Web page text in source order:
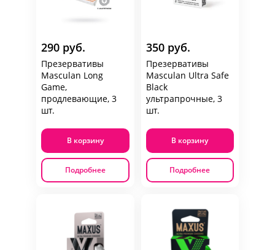
290 руб.
Презервативы
Masculan Long
Game,
продлевающие, 3
шт.
В корзину
Подробнее
350 руб.
Презервативы
Masculan Ultra Safe
Black
ультрапрочные, 3
шт.
В корзину
Подробнее